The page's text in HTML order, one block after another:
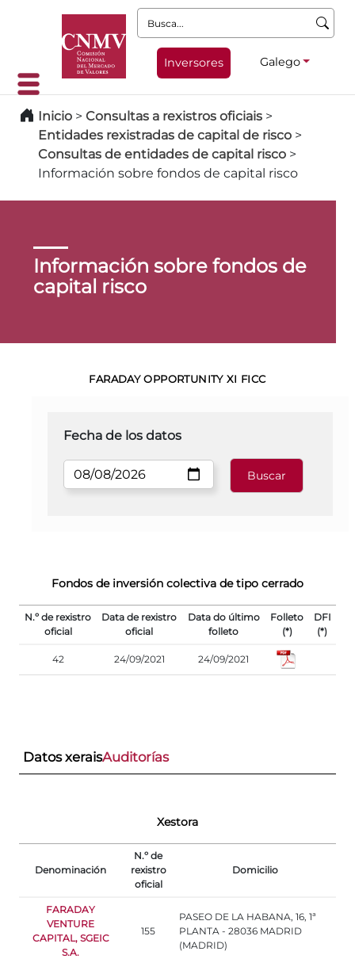
Busca:
Inversores Galego
Inicio > Consultas a rexistros oficiais >
Entidades rexistradas de capital de risco >
Consultas de entidades de capital risco >
Información sobre fondos de capital risco
Información sobre fondos de
capital risco
FARADAY OPPORTUNITY XI FICC
Fecha de los datos
Fondos de inversión colectiva de tipo cerrado
N.º de rexistro
oficial
Data de rexistro
oficial
Data do último
folleto
Folleto
(*)
DFI
(*)
42 24/09/2021 24/09/2021
Datos xeraisAuditorías
Xestora
Denominación
N.º de
rexistro
oficial
Domicilio
FARADAY
VENTURE
CAPITAL, SGEIC
S.A.
155
PASEO DE LA HABANA, 16, 1ª
PLANTA - 28036 MADRID
(MADRID)